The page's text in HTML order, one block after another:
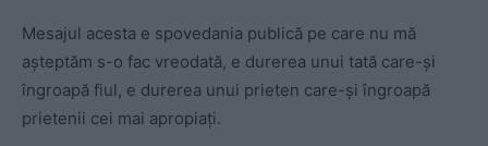
Mesajul acesta e spovedania publică pe care nu mă
așteptăm s-o fac vreodată, e durerea unui tată care-și
îngroapă fiul, e durerea unui prieten care-și îngroapă
prietenii cei mai apropiați.